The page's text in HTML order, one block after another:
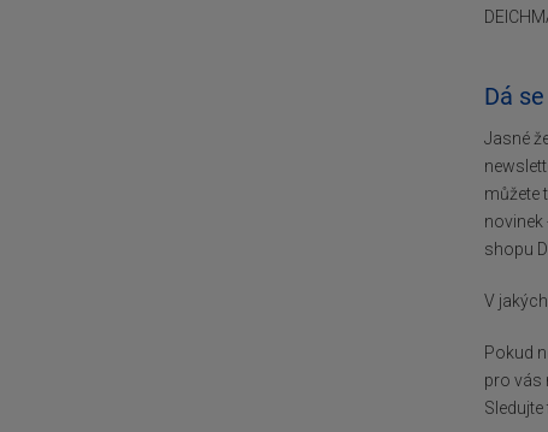
Dá
Jasné
můžete
novinek
shopu
V
Pokud
pro vás